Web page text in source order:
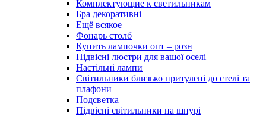
Комплектующие к светильникам
Бра декоративні
Ещё всякое
Фонарь столб
Купить лампочки опт – розн
Підвісні люстри для вашої оселі
Настільні лампи
Світильники близько притулені до стелі та
плафони
Подсветка
Підвісні світильники на шнурі